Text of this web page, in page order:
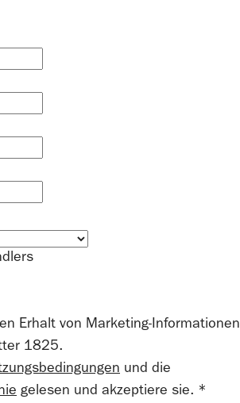
Erhalt von Marketing-Informationen
1825.
und die
gelesen und akzeptiere sie. *